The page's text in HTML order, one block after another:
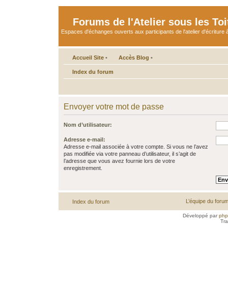
Forums de l'Atelier sous les
Espaces d'échanges ouverts aux participants de l'atelier d'écriture
Accueil Site • Accès Blog •
Index du forum
Envoyer votre mot de passe
Nom d’utilisateur:
Adresse e-mail:
Adresse e-mail associée à votre compte. Si vous ne l’avez
pas modifiée via votre panneau d’utilisateur, il s’agit de
l’adresse que vous avez fournie lors de votre
enregistrement.
Index du forum L’équipe du
Développé par